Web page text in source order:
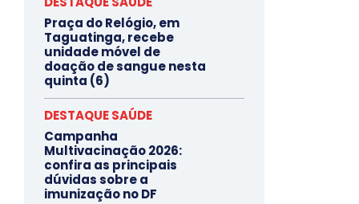
Praça do Relógio, em
Taguatinga, recebe
unidade móvel de
doação de sangue nesta
quinta (6)
DESTAQUE SAÚDE
Campanha
Multivacinação 2026:
confira as principais
dúvidas sobre a
imunização no DF